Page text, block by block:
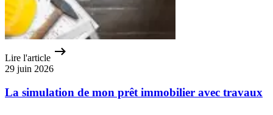
Lire l'article
29 juin 2026
La simulation de mon prêt immobilier avec travaux